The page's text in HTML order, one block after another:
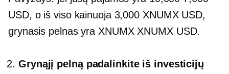
USD, o iš viso kainuoja 3,000 XNUMX USD,
grynasis pelnas yra XNUMX XNUMX USD.
Grynąjį pelną padalinkite iš investicijų